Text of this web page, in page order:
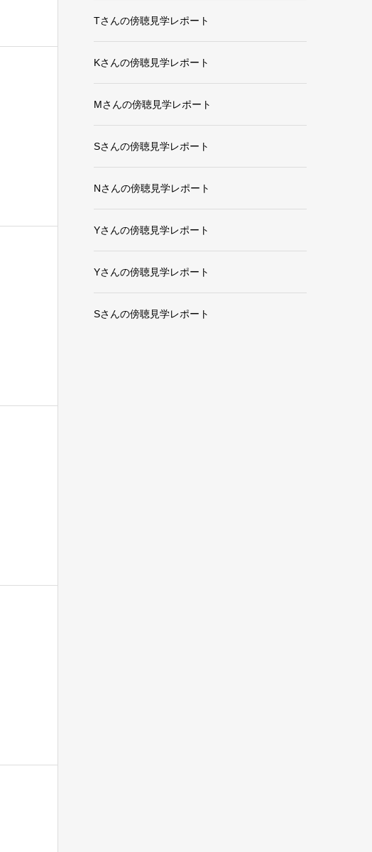
Tさんの傍聴見学レポート
Kさんの傍聴見学レポート
Mさんの傍聴見学レポート
Sさんの傍聴見学レポート
Nさんの傍聴見学レポート
Yさんの傍聴見学レポート
Yさんの傍聴見学レポート
Sさんの傍聴見学レポート